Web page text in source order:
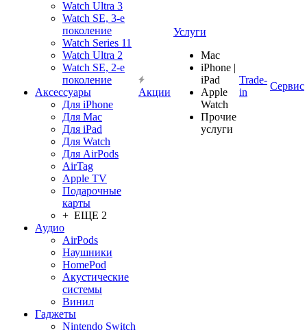
Watch Ultra 3
Watch SE, 3-е
поколение
Watch Series 11
Watch Ultra 2
Watch SE, 2-е
поколение
Аксессуары
Для iPhone
Для Mac
Для iPad
Для Watch
Для AirPods
AirTag
Apple TV
Подарочные
карты
+ ЕЩЕ 2
Аудио
AirPods
Наушники
HomePod
Акустические
системы
Винил
Гаджеты
Nintendo Switch
Акции
Услуги
Mac
iPhone |
iPad
Apple
Watch
Прочие
услуги
Trade-
in
Сервис